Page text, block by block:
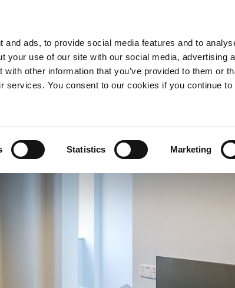
and ads, to provide social media features and to
your use of our site with our social media, advertising
other information that you’ve provided to them or
services. You consent to our cookies if you continue to
Statistics Marketing
MIESZKANIE
OFERTY
ZOSTAĆ Z NAMI?
MORE+